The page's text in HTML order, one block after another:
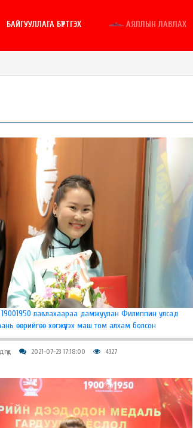
БАЙГУУЛЛАГА БҮРТГЭХ АЯЛЛЫН ЛАВЛАХ
лавлахаараа дамжуулан Филиппин улсад
өөрийгөө хөгжүүлэх маш том алхам болсон
2021-07-23 17:18:00 4327